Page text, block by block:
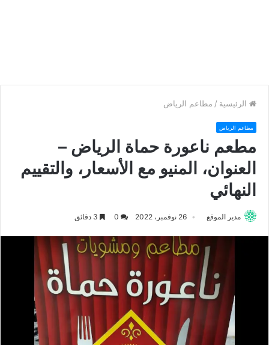
الرئيسية / مطاعم الرياض
مطاعم الرياض
مطعم ناعورة حماة الرياض –
العنوان، المنيو مع الأسعار، والتقييم
النهائي
مدير الموقع 26 نوفمبر، 2022